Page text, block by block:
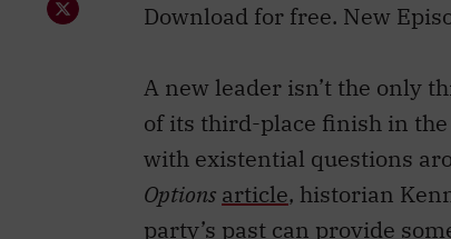
Download for free. New
A new leader isn’t the only
of its third-place finish in
with existential questions
Options article, historian
party’s past can provide